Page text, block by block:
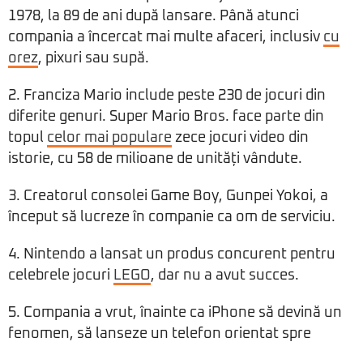
1978, la 89 de ani după lansare. Până atunci
compania a încercat mai multe afaceri, inclusiv cu
orez, pixuri sau supă.
2. Franciza Mario include peste 230 de jocuri din
diferite genuri. Super Mario Bros. face parte din
topul celor mai populare zece jocuri video din
istorie, cu 58 de milioane de unități vândute.
3. Creatorul consolei Game Boy, Gunpei Yokoi, a
început să lucreze în companie ca om de serviciu.
4. Nintendo a lansat un produs concurent pentru
celebrele jocuri LEGO, dar nu a avut succes.
5. Compania a vrut, înainte ca iPhone să devină un
fenomen, să lanseze un telefon orientat spre